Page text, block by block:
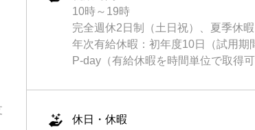
10時～19時
完全週休2日制（土日祝）、夏季休
年次有給休暇：初年度10日（試用期
P-day（有給休暇を時間単位で取得可
休日・休暇